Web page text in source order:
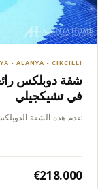
- ALANYA - CIKCILLI
شقة دوبلكس
في تشيكجيلي
تقدم هذه الشقة الدوبلكس 3+1 في كريستال
€218.000